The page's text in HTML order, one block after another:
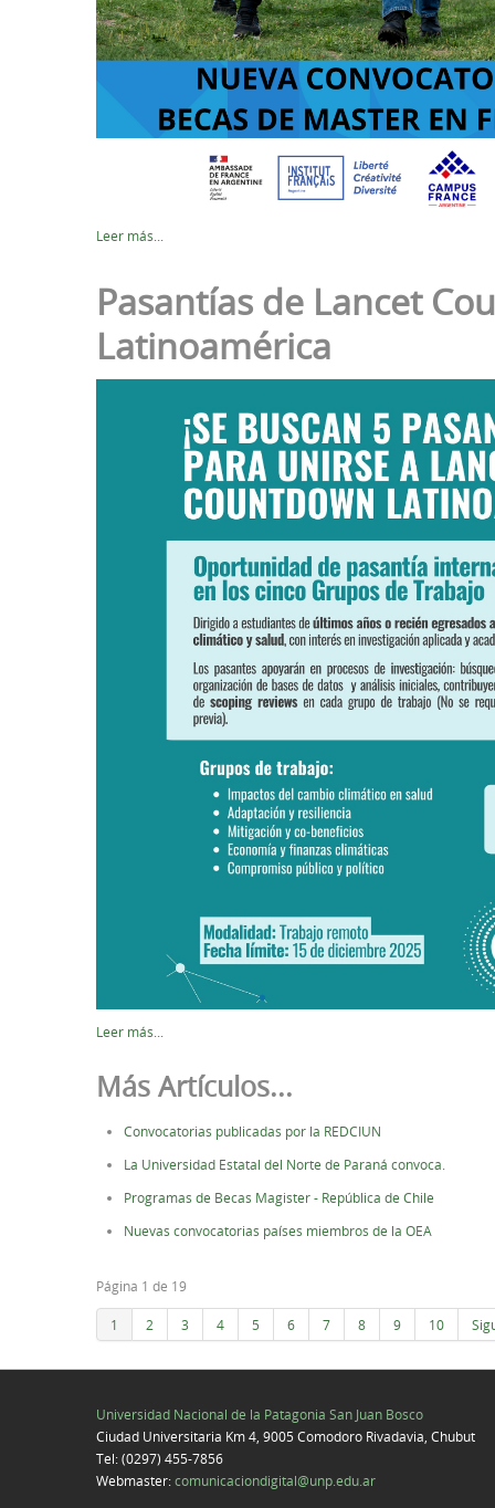
Leer más...
Pasantías de Lancet
Latinoamérica
Leer más...
Más Artículos...
Convocatorias publicadas por la REDCIUN
La Universidad Estatal del Norte de Paraná convoca.
Programas de Becas Magister - República de Chile
Nuevas convocatorias países miembros de la OEA
Página 1 de 19
1 2 3 4 5 6 7 8 9 10
Universidad Nacional de la Patagonia San Juan Bosco
Ciudad Universitaria Km 4, 9005 Comodoro Rivadavia, Chubut
Tel: (0297) 455-7856
Webmaster:comunicaciondigital@unp.edu.ar